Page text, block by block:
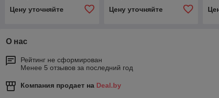
Цену уточняйте
630А EKF PROxima
Цену уточняйте
О нас
Рейтинг не сформирован
Менее 5 отзывов за последний год
Компания продает на Deal.by